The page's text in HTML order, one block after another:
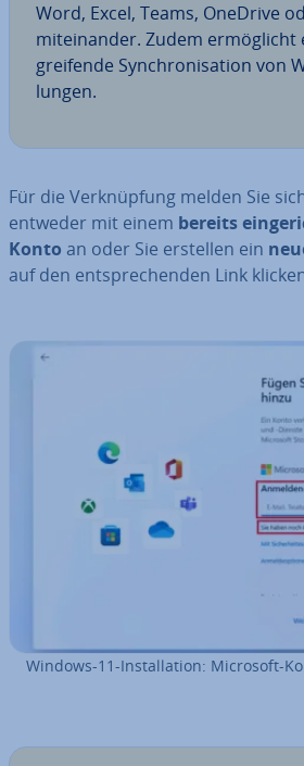
Word, Excel, Teams, OneDrive
mit­ein­an­der. Zudem
grei­fen­de Syn­chro­ni­sa­ti­on von
lun­gen.
Für die Ver­knüp­fung melden Sie
entweder mit einem bereits
Konto an oder Sie erstellen ein
auf den ent­spre­chen­den Link
Windows-11-In­stal­la­ti­on: Microsoft-